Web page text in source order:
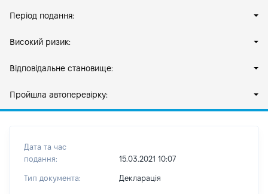
Період подання:
Високий ризик:
Відповідальне становище:
Пройшла автоперевірку:
Дата та час
подання:
15.03.2021 10:07
Тип документа: Декларація